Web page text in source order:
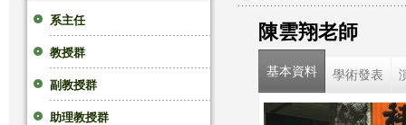
系主任
教授群
副教授群
助理教授群
陳雲翔老師
基本資料 學術發表